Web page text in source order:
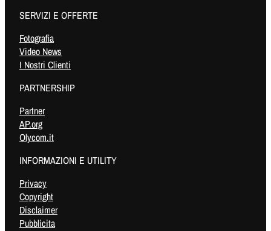
SERVIZI E OFFERTE
Fotografia
Video News
I Nostri Clienti
PARTNERSHIP
Partner
AP.org
Olycom.it
INFORMAZIONI E UTILITY
Privacy
Copyright
Disclaimer
Pubblicita